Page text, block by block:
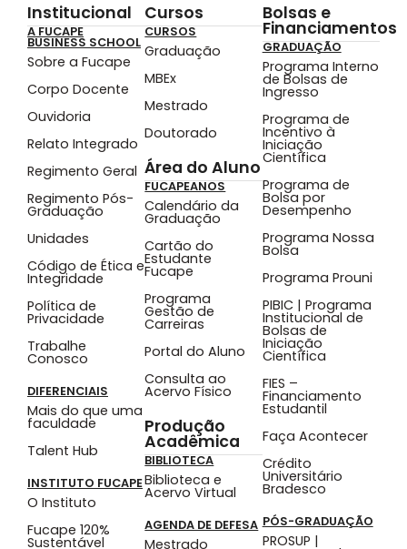
Institucional
A FUCAPE
BUSINESS SCHOOL
Sobre a Fucape
Corpo Docente
Ouvidoria
Relato Integrado
Regimento Geral
Regimento Pós-
Graduação
Unidades
Código de Ética e
Integridade
Política de
Privacidade
Trabalhe
Conosco
DIFERENCIAIS
Mais do que uma
faculdade
Talent Hub
INSTITUTO FUCAPE
O Instituto
Fucape 120%
Sustentável
Cursos
CURSOS
Graduação
MBEx
Mestrado
Doutorado
Área do Aluno
FUCAPEANOS
Calendário da
Graduação
Cartão do
Estudante
Fucape
Programa
Gestão de
Carreiras
Portal do Aluno
Consulta ao
Acervo Físico
Produção
Acadêmica
BIBLIOTECA
Biblioteca e
Acervo Virtual
AGENDA DE DEFESA
Mestrado
Bolsas e
Financiamentos
GRADUAÇÃO
Programa Interno
de Bolsas de
Ingresso
Programa de
Incentivo à
Iniciação
Científica
Programa de
Bolsa por
Desempenho
Programa Nossa
Bolsa
Programa Prouni
PIBIC | Programa
Institucional de
Bolsas de
Iniciação
Científica
FIES –
Financiamento
Estudantil
Faça Acontecer
Crédito
Universitário
Bradesco
PÓS-GRADUAÇÃO
PROSUP |